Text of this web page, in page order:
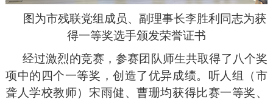
图为市残联党组成员、副理事长李胜利同志为获
得一等奖选手颁发荣誉证书
经过激烈的竞赛，参赛团队师生共取得了八个奖
项中的四个一等奖，创造了优异成绩。听人组（市
聋人学校教师）宋雨健、曹珊均获得比赛一等奖、